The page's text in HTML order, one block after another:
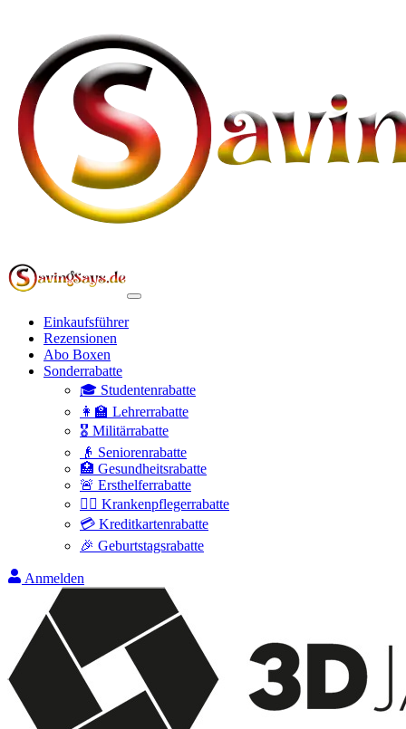
Einkaufsführer
Rezensionen
Abo Boxen
Sonderrabatte
🎓 Studentenrabatte
👩‍🏫 Lehrerrabatte
🎖️ Militärrabatte
👴 Seniorenrabatte
🏥 Gesundheitsrabatte
🚨 Ersthelferrabatte
👩‍⚕️ Krankenpflegerrabatte
💳 Kreditkartenrabatte
🎉 Geburtstagsrabatte
Anmelden